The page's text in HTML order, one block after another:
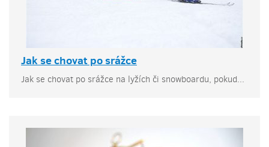
Jak se chovat po srážce
Jak se chovat po srážce na lyžích či snowboardu, pokud...